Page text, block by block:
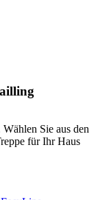
Sie aus den
für Ihr Haus